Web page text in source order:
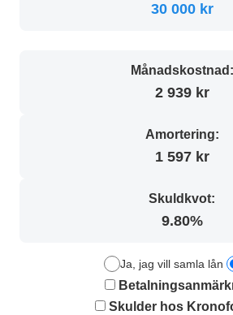
30 000 kr
Månadskostnad:
2 939 kr
Amortering:
1 597 kr
Skuldkvot:
9.80%
Ja, jag vill samla lån
Skulder hos